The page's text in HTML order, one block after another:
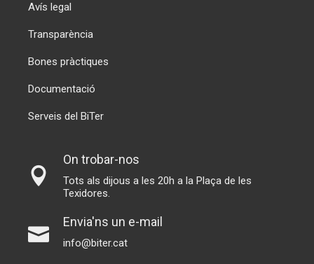
Avís legal
Transparència
Bones pràctiques
Documentació
Serveis del BiTer
On trobar-nos
Tots als dijous a les 20h a la Plaça de les
Texidores.
Envia'ns un e-mail
info@biter.cat